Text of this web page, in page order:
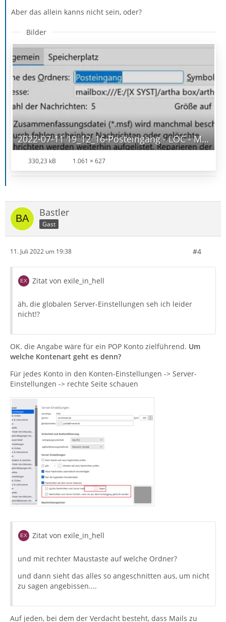
Aber das allein kanns nicht sein, oder?
Bilder
2022-07-11 19_12_16-Posteingang - LOC - Mozilla Thunderbird.jpg
330,23 kB 1.061 × 627
Bastler
Gast
11. Juli 2022 um 19:38 #4
Zitat von exile_in_hell
äh, die globalen Server-Einstellungen seh ich leider
nicht!?
OK. die Angabe wäre für ein POP Konto zielführend. Um
welche Kontenart geht es denn?
Für jedes Konto in den Konten-Einstellungen -> Server-
Einstellungen -> rechte Seite schauen
Zitat von exile_in_hell
und mit rechter Maustaste auf welche Ordner?
und dann sieht das alles so angeschnitten aus, um nicht
zu sagen angebissen....
Auf jeden, bei dem der Verdacht besteht, dass Mails zu